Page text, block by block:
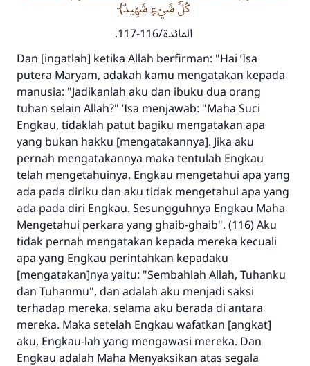
كُلِّ شَيْءٍ شَهِيدٌ
المائدة/116-117.
Dan [ingatlah] ketika Allah berfirman: "Hai ’Isa
putera Maryam, adakah kamu mengatakan kepada
manusia: "Jadikanlah aku dan ibuku dua orang
tuhan selain Allah?" ’Isa menjawab: "Maha Suci
Engkau, tidaklah patut bagiku mengatakan apa
yang bukan hakku [mengatakannya]. Jika aku
pernah mengatakannya maka tentulah Engkau
telah mengetahuinya. Engkau mengetahui apa yang
ada pada diriku dan aku tidak mengetahui apa yang
ada pada diri Engkau. Sesungguhnya Engkau Maha
Mengetahui perkara yang ghaib-ghaib". (116) Aku
tidak pernah mengatakan kepada mereka kecuali
apa yang Engkau perintahkan kepadaku
[mengatakan]nya yaitu: "Sembahlah Allah, Tuhanku
dan Tuhanmu", dan adalah aku menjadi saksi
terhadap mereka, selama aku berada di antara
mereka. Maka setelah Engkau wafatkan [angkat]
aku, Engkau-lah yang mengawasi mereka. Dan
Engkau adalah Maha Menyaksikan atas segala